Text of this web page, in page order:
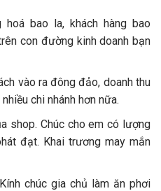
hoá bao la, khách hàng bao
con đường kinh doanh bạn
vào ra đông đảo, doanh thu
chi nhánh hơn nữa.
shop. Chúc cho em có lượng
đạt. Khai trương may mắn
chúc gia chủ làm ăn phơi